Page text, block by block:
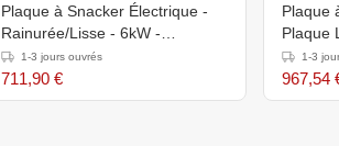
Plaque à Snacker Électrique -
Rainurée/Lisse - 6kW -
660x540x297-310(h)mm
1-3 jours ouvrés
711,90 €
Plaque
Plaque
1-3
967,54